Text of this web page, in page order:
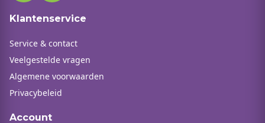
Klantenservice
Service & contact
Veelgestelde vragen
Algemene voorwaarden
Privacybeleid
Account